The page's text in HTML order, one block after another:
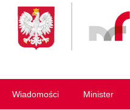
Wiadomości Minister